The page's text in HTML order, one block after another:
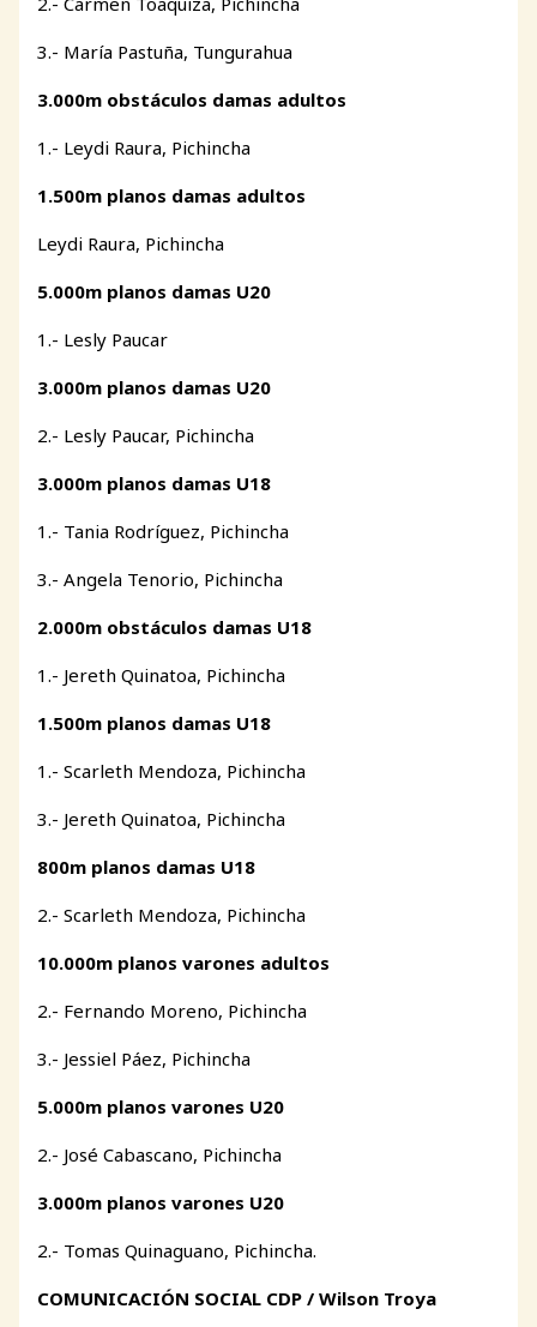
3.- María Pastuña, Tungurahua
3.000m obstáculos damas adultos
1.- Leydi Raura, Pichincha
1.500m planos damas adultos
Leydi Raura, Pichincha
5.000m planos damas U20
1.- Lesly Paucar
3.000m planos damas U20
2.- Lesly Paucar, Pichincha
3.000m planos damas U18
1.- Tania Rodríguez, Pichincha
3.- Angela Tenorio, Pichincha
2.000m obstáculos damas U18
1.- Jereth Quinatoa, Pichincha
1.500m planos damas U18
1.- Scarleth Mendoza, Pichincha
3.- Jereth Quinatoa, Pichincha
800m planos damas U18
2.- Scarleth Mendoza, Pichincha
10.000m planos varones adultos
2.- Fernando Moreno, Pichincha
3.- Jessiel Páez, Pichincha
5.000m planos varones U20
2.- José Cabascano, Pichincha
3.000m planos varones U20
2.- Tomas Quinaguano, Pichincha.
COMUNICACIÓN SOCIAL CDP / Wilson Troya